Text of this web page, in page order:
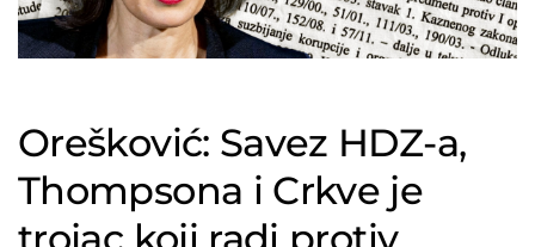
Orešković: Savez HDZ-a,
Thompsona i Crkve je